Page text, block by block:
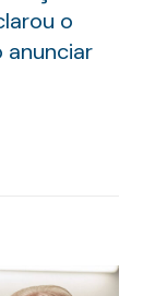
o
anunciar